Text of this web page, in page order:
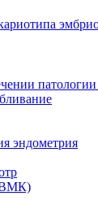
эндометрия